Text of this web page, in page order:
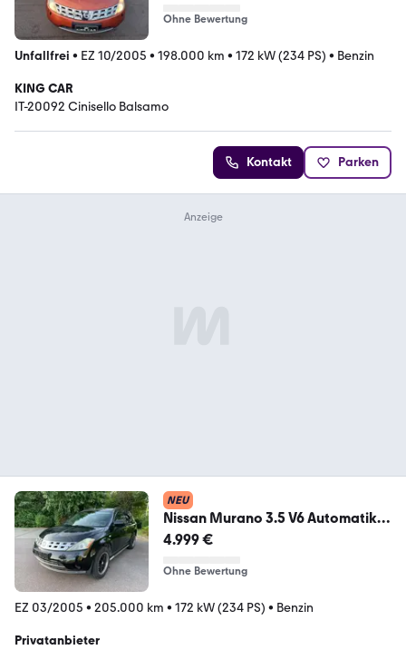
Ohne Bewertung
Unfallfrei • EZ 10/2005 • 198.000 km • 172 kW (234 PS) • Benzin
KING CAR
IT-20092 Cinisello Balsamo
Kontakt Parken
NEU
Nissan Murano 3.5 V6 Automatik |
Leder | T...
4.999 €
Ohne Bewertung
EZ 03/2005 • 205.000 km • 172 kW (234 PS) • Benzin
Privatanbieter